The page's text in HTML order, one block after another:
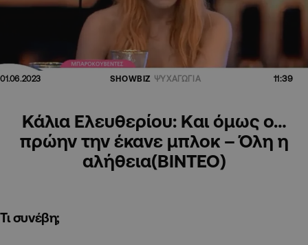
01.06.2023 SHOWBIZ ΨΥΧΑΓΩΓΙΑ 11:39
Κάλια Ελευθερίου: Kαι όμως ο…
πρώην την έκανε μπλοκ – Όλη η
αλήθεια(ΒΙΝΤΕΟ)
Τι συνέβη;